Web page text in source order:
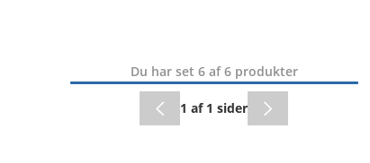
Du har set 6 af 6 produkter
1 af 1 sider